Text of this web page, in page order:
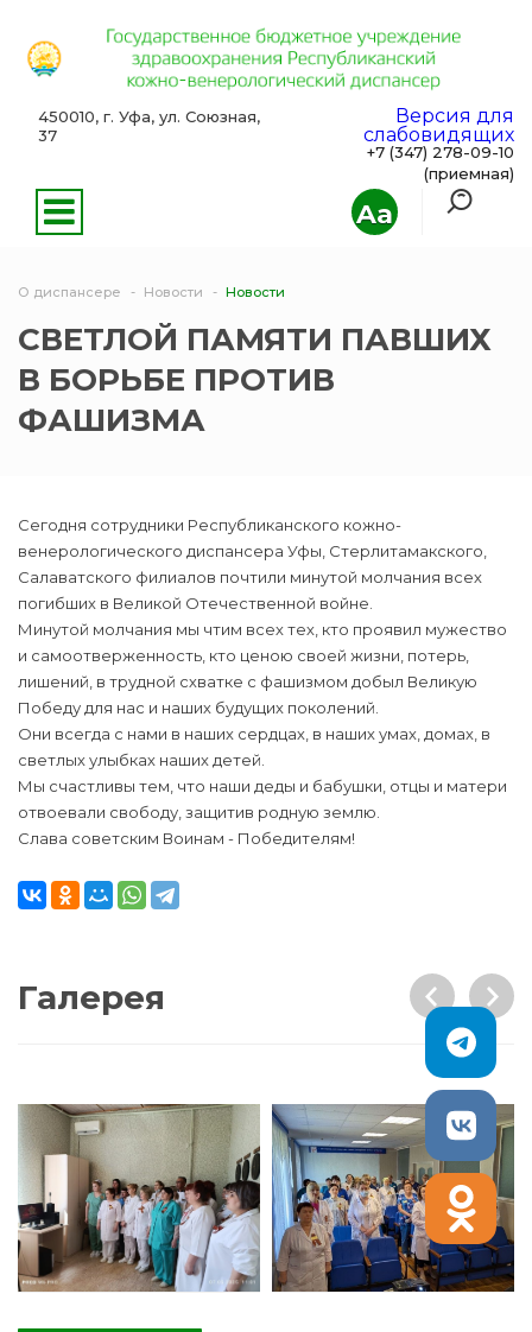
Aa
450010, г. Уфа, ул. Союзная,
37
Версия для
слабовидящих
+7 (347) 278-09-10
(приемная)
О диспансере Новости Новости
СВЕТЛОЙ ПАМЯТИ ПАВШИХ
В БОРЬБЕ ПРОТИВ
ФАШИЗМА
Сегодня сотрудники Республиканского кожно-
венерологического диспансера Уфы, Стерлитамакского,
Салаватского филиалов почтили минутой молчания всех
погибших в Великой Отечественной войне.
Минутой молчания мы чтим всех тех, кто проявил мужество
и самоотверженность, кто ценою своей жизни, потерь,
лишений, в трудной схватке с фашизмом добыл Великую
Победу для нас и наших будущих поколений.
Они всегда с нами в наших сердцах, в наших умах, домах, в
светлых улыбках наших детей.
Мы счастливы тем, что наши деды и бабушки, отцы и матери
отвоевали свободу, защитив родную землю.
Слава советским Воинам - Победителям!
Галерея